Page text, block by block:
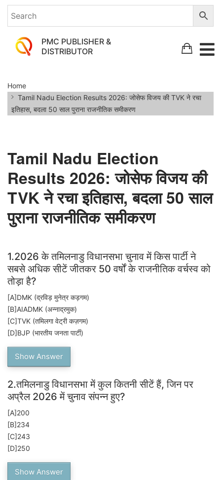
PMC PUBLISHER &
DISTRIBUTOR
Nadu
Election
जोसेफ
विजय
की
TVK
रचा
बदला
50
साल
पुराना
राजनीतिक
समीकरण
Home
Tamil Nadu Election Results 2026: जोसेफ विजय की TVK ने रचा
इतिहास, बदला 50 साल पुराना राजनीतिक समीकरण
Tamil Nadu Election
Results 2026: जोसेफ विजय की
TVK ने रचा इतिहास, बदला 50 साल
पुराना राजनीतिक समीकरण
1.2026 के तमिलनाडु विधानसभा चुनाव में किस पार्टी ने
सबसे अधिक सीटें जीतकर 50 वर्षों के राजनीतिक वर्चस्व को
तोड़ा है?
[A]DMK (द्रविड़ मुनेत्र कड़गम)
[B]AIADMK (अन्नाद्रमुक)
[C]TVK (तमिलगा वेट्री कज़गम)
[D]BJP (भारतीय जनता पार्टी)
Show Answer
2.तमिलनाडु विधानसभा में कुल कितनी सीटें हैं, जिन पर
अप्रैल 2026 में चुनाव संपन्न हुए?
[A]200
[B]234
[C]243
[D]250
Show Answer